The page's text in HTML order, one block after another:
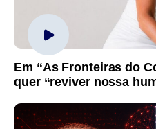
Em “As Fronteiras do
quer “reviver nossa